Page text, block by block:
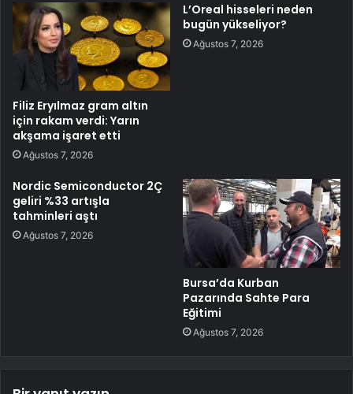
Filiz Eryılmaz gram altın
için rakam verdi: Yarın
akşama işaret etti
Ağustos 7, 2026
L’Oreal hisseleri neden
bugün yükseliyor?
Ağustos 7, 2026
Nordic Semiconductor 2Ç
geliri %33 artışla
tahminleri aştı
Ağustos 7, 2026
Bursa’da Kurban
Pazarında Sahte Para
Eğitimi
Ağustos 7, 2026